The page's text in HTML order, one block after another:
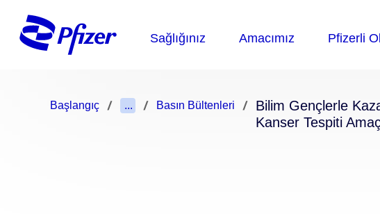
Başlangıç ... Basın Bültenleri
Bilim Gençlerle
Kanser Tespiti